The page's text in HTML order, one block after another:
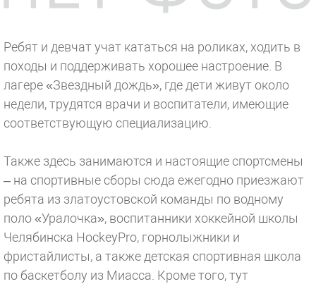
Ребят и девчат учат кататься на роликах, ходить в
походы и поддерживать хорошее настроение. В
лагере «Звездный дождь», где дети живут около
недели, трудятся врачи и воспитатели, имеющие
соответствующую специализацию.
Также здесь занимаются и настоящие спортсмены
– на спортивные сборы сюда ежегодно приезжают
ребята из златоустовской команды по водному
поло «Уралочка», воспитанники хоккейной школы
Челябинска HockeyPro, горнолыжники и
фристайлисты, а также детская спортивная школа
по баскетболу из Миасса. Кроме того, тут